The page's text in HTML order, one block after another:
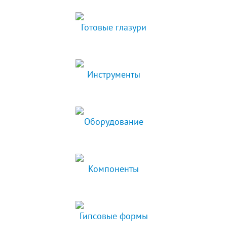
Готовые глазури
Инструменты
Оборудование
Компоненты
Гипсовые формы